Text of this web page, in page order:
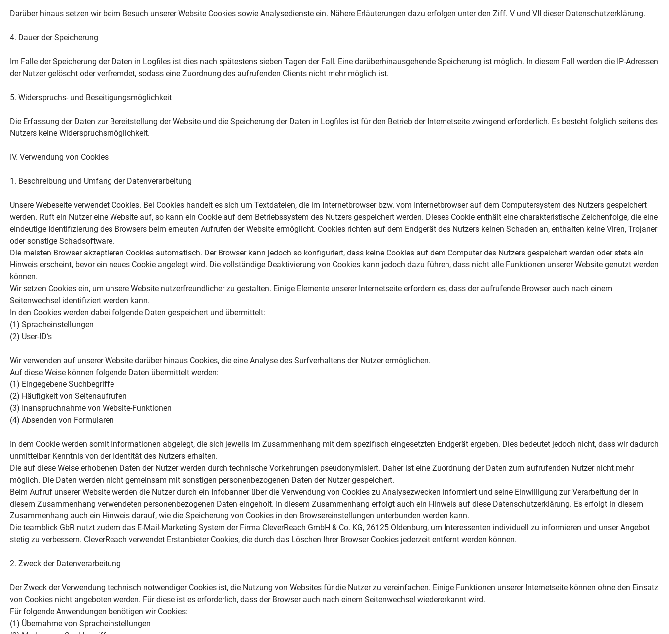
Darüber hinaus setzen wir beim Besuch unserer Website Cookies sowie Analysedienste ein. Nähere Erläuterungen dazu erfolgen unter den Ziff. V und VII dieser Datenschutzerklärung.
4. Dauer der Speicherung
Im Falle der Speicherung der Daten in Logfiles ist dies nach spätestens sieben Tagen der Fall. Eine darüberhinausgehende Speicherung ist möglich. In diesem Fall werden die IP-Adressen
der Nutzer gelöscht oder verfremdet, sodass eine Zuordnung des aufrufenden Clients nicht mehr möglich ist.
5. Widerspruchs- und Beseitigungsmöglichkeit
Die Erfassung der Daten zur Bereitstellung der Website und die Speicherung der Daten in Logfiles ist für den Betrieb der Internetseite zwingend erforderlich. Es besteht folglich seitens des
Nutzers keine Widerspruchsmöglichkeit.
IV. Verwendung von Cookies
1. Beschreibung und Umfang der Datenverarbeitung
Unsere Webeseite verwendet Cookies. Bei Cookies handelt es sich um Textdateien, die im Internetbrowser bzw. vom Internetbrowser auf dem Computersystem des Nutzers gespeichert
werden. Ruft ein Nutzer eine Website auf, so kann ein Cookie auf dem Betriebssystem des Nutzers gespeichert werden. Dieses Cookie enthält eine charakteristische Zeichenfolge, die eine
eindeutige Identifizierung des Browsers beim erneuten Aufrufen der Website ermöglicht. Cookies richten auf dem Endgerät des Nutzers keinen Schaden an, enthalten keine Viren, Trojaner
oder sonstige Schadsoftware.
Die meisten Browser akzeptieren Cookies automatisch. Der Browser kann jedoch so konfiguriert, dass keine Cookies auf dem Computer des Nutzers gespeichert werden oder stets ein
Hinweis erscheint, bevor ein neues Cookie angelegt wird. Die vollständige Deaktivierung von Cookies kann jedoch dazu führen, dass nicht alle Funktionen unserer Website genutzt werden
können.
Wir setzen Cookies ein, um unsere Website nutzerfreundlicher zu gestalten. Einige Elemente unserer Internetseite erfordern es, dass der aufrufende Browser auch nach einem
Seitenwechsel identifiziert werden kann.
In den Cookies werden dabei folgende Daten gespeichert und übermittelt:
(1) Spracheinstellungen
(2) User-ID‘s
Wir verwenden auf unserer Website darüber hinaus Cookies, die eine Analyse des Surfverhaltens der Nutzer ermöglichen.
Auf diese Weise können folgende Daten übermittelt werden:
(1) Eingegebene Suchbegriffe
(2) Häufigkeit von Seitenaufrufen
(3) Inanspruchnahme von Website-Funktionen
(4) Absenden von Formularen
In dem Cookie werden somit Informationen abgelegt, die sich jeweils im Zusammenhang mit dem spezifisch eingesetzten Endgerät ergeben. Dies bedeutet jedoch nicht, dass wir dadurch
unmittelbar Kenntnis von der Identität des Nutzers erhalten.
Die auf diese Weise erhobenen Daten der Nutzer werden durch technische Vorkehrungen pseudonymisiert. Daher ist eine Zuordnung der Daten zum aufrufenden Nutzer nicht mehr
möglich. Die Daten werden nicht gemeinsam mit sonstigen personenbezogenen Daten der Nutzer gespeichert.
Beim Aufruf unserer Website werden die Nutzer durch ein Infobanner über die Verwendung von Cookies zu Analysezwecken informiert und seine Einwilligung zur Verarbeitung der in
diesem Zusammenhang verwendeten personenbezogenen Daten eingeholt. In diesem Zusammenhang erfolgt auch ein Hinweis auf diese Datenschutzerklärung. Es erfolgt in diesem
Zusammenhang auch ein Hinweis darauf, wie die Speicherung von Cookies in den Browsereinstellungen unterbunden werden kann.
Die teamblick GbR nutzt zudem das E-Mail-Marketing System der Firma CleverReach GmbH & Co. KG, 26125 Oldenburg, um Interessenten individuell zu informieren und unser Angebot
stetig zu verbessern. CleverReach verwendet Erstanbieter Cookies, die durch das Löschen Ihrer Browser Cookies jederzeit entfernt werden können.
2. Zweck der Datenverarbeitung
Der Zweck der Verwendung technisch notwendiger Cookies ist, die Nutzung von Websites für die Nutzer zu vereinfachen. Einige Funktionen unserer Internetseite können ohne den Einsatz
von Cookies nicht angeboten werden. Für diese ist es erforderlich, dass der Browser auch nach einem Seitenwechsel wiedererkannt wird.
Für folgende Anwendungen benötigen wir Cookies:
(1) Übernahme von Spracheinstellungen